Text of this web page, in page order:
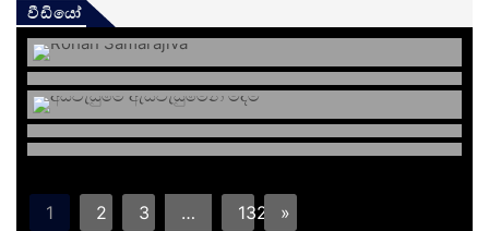
වීඩියෝ
1 2 3 … 132 »